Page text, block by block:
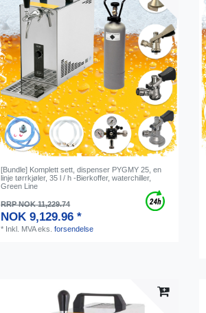
[Bundle] Komplett sett, dispenser PYGMY 25, en
linje tørrkjøler, 35 l / h -Bierkoffer, waterchiller,
Green Line
RRP NOK 11,229.74
NOK 9,129.96 *
* Inkl. MVAeks.forsendelse